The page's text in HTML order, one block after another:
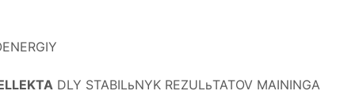
DLY STABILьNYK REZULьTATOV MAININGA